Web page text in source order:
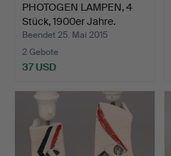
PHOTOGEN LAMPEN, 4
Stück, 1900er Jahre.
Beendet 25. Mai 2015
2 Gebote
37 USD